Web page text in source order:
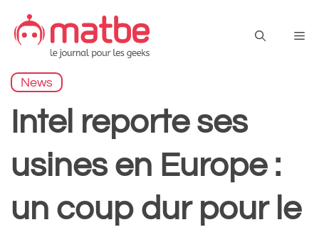
contenu
News
Intel reporte ses
usines en Europe :
un coup dur pour le